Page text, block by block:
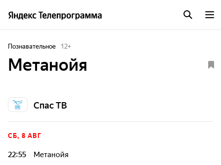
Познавательное 12+
Метанойя
Спас ТВ
СБ, 8 АВГ
22:55 Метанойя